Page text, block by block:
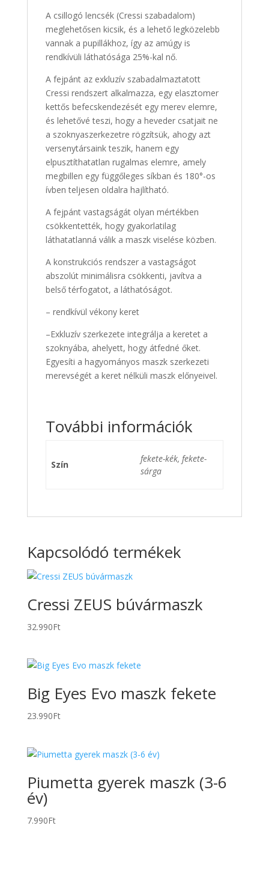
A csillogó lencsék (Cressi szabadalom)
meglehetősen kicsik, és a lehető legközelebb
vannak a pupillákhoz, így az amúgy is
rendkívüli láthatósága 25%-kal nő.
A fejpánt az exkluzív szabadalmaztatott
Cressi rendszert alkalmazza, egy elasztomer
kettős befecskendezését egy merev elemre,
és lehetővé teszi, hogy a heveder csatjait ne
a szoknyaszerkezetre rögzítsük, ahogy azt
versenytársaink teszik, hanem egy
elpusztíthatatlan rugalmas elemre, amely
megbillen egy függőleges síkban és 180°-os
ívben teljesen oldalra hajlítható.
A fejpánt vastagságát olyan mértékben
csökkentették, hogy gyakorlatilag
láthatatlanná válik a maszk viselése közben.
A konstrukciós rendszer a vastagságot
abszolút minimálisra csökkenti, javítva a
belső térfogatot, a láthatóságot.
– rendkívül vékony keret
–Exkluzív szerkezete integrálja a keretet a
szoknyába, ahelyett, hogy átfedné őket.
Egyesíti a hagyományos maszk szerkezeti
merevségét a keret nélküli maszk előnyeivel.
További információk
Szín
fekete-kék, fekete-
sárga
Kapcsolódó termékek
Cressi ZEUS búvármaszk
32.990Ft
Big Eyes Evo maszk fekete
23.990Ft
Piumetta gyerek maszk (3-6
év)
7.990Ft